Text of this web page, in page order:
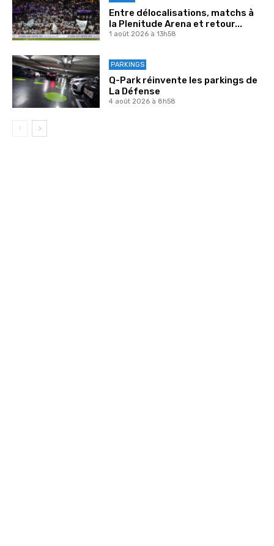
Entre délocalisations, matchs à
la Plenitude Arena et retour...
1 août 2026 à 13h58
PARKINGS
Q-Park réinvente les parkings de
La Défense
4 août 2026 à 8h58